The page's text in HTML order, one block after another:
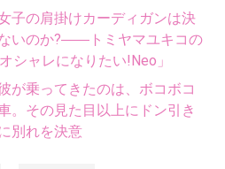
子の肩掛けカーディガンは決
いのか?――トミヤマユキコの
シャレになりたい!Neo」
が乗ってきたのは、ボコボコ
。その見た目以上にドン引き
別れを決意